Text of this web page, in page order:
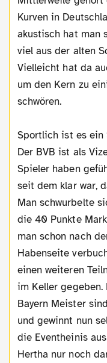
Kurven in
akustisch hat man
viel aus der alten
Vielleicht hat da
um den Kern zu
schwören.
Sportlich ist es ein
Der BVB ist als
Spieler haben
seit dem klar war,
Man schwurbelte
die 40 Punkte
man schon nach
Habenseite
einen weiteren
im Keller
Bayern Meister
und gewinnt nun
die Eventheinis
Hertha nur noch